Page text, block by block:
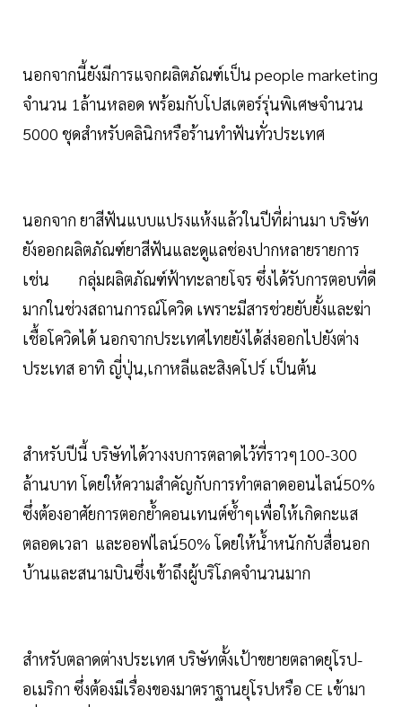
นอกจากนี้ยังมีการแจกผลิตภัณฑ์เป็น people marketing
จำนวน 1ล้านหลอด พร้อมกับโปสเตอร์รุ่นพิเศษจำนวน
5000 ชุดสำหรับคลินิกหรือร้านทำฟันทั่วประเทศ
นอกจาก ยาสีฟันแบบแปรงแห้งแล้วในปีที่ผ่านมา บริษัท
ยังออกผลิตภัณฑ์ยาสีฟันและดูแลช่องปากหลายรายการ
เช่น กลุ่มผลิตภัณฑ์ฟ้าทะลายโจร ซึ่งได้รับการตอบที่ดี
มากในช่วงสถานการณ์โควิด เพราะมีสารช่วยยับยั้งและฆ่า
เชื้อโควิดได้ นอกจากประเทศไทยยังได้ส่งออกไปยังต่าง
ประเทส อาทิ ญี่ปุ่น,เกาหลีและสิงคโปร์ เป็นต้น
สำหรับปีนี้ บริษัทได้วางงบการตลาดไว้ที่ราวๆ100-300
ล้านบาท โดยให้ความสำคัญกับการทำตลาดออนไลน์50%
ซึ่งต้องอาศัยการตอกย้ำคอนเทนต์ซ้ำๆเพื่อให้เกิดกะแส
ตลอดเวลา และออฟไลน์50% โดยให้น้ำหนักกับสื่อนอก
บ้านและสนามบินซึ่งเข้าถึงผู้บริโภคจำนวนมาก
สำหรับตลาดต่างประเทศ บริษัทตั้งเป้าขยายตลาดยุโรป-
อเมริกา ซึ่งต้องมีเรื่องของมาตราฐานยุโรปหรือ CE เข้ามา